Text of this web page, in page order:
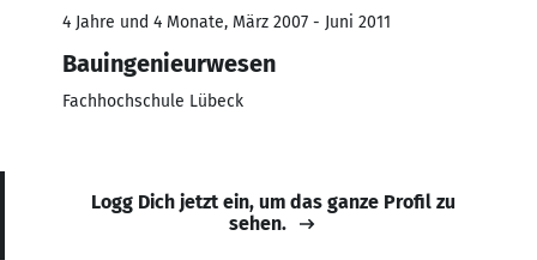
4 Jahre und 4 Monate, März 2007 - Juni 2011
Bauingenieurwesen
Fachhochschule Lübeck
Logg Dich jetzt ein, um das ganze Profil zu
sehen.